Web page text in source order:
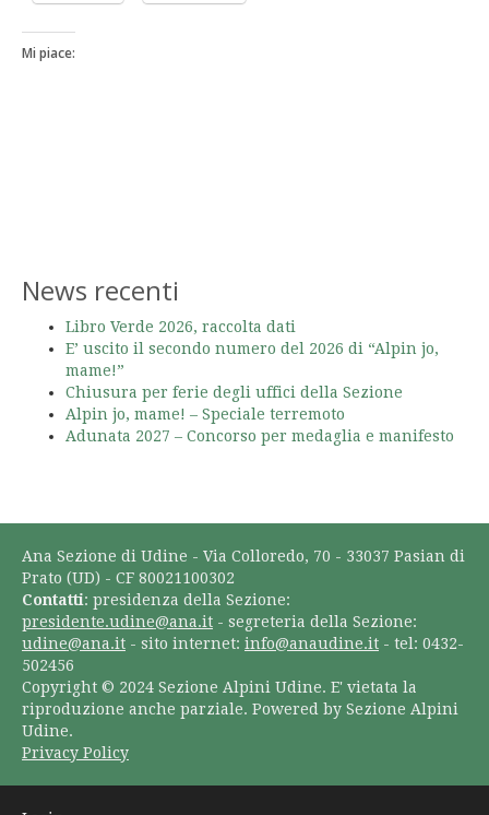
Mi piace:
News recenti
Libro Verde 2026, raccolta dati
E’ uscito il secondo numero del 2026 di “Alpin jo,
mame!”
Chiusura per ferie degli uffici della Sezione
Alpin jo, mame! – Speciale terremoto
Adunata 2027 – Concorso per medaglia e manifesto
Ana Sezione di Udine - Via Colloredo, 70 - 33037 Pasian di
Prato (UD) - CF 80021100302
Contatti: presidenza della Sezione:
presidente.udine@ana.it - segreteria della Sezione:
udine@ana.it - sito internet: info@anaudine.it - tel: 0432-
502456
Copyright © 2024 Sezione Alpini Udine. E' vietata la
riproduzione anche parziale. Powered by Sezione Alpini
Udine.
Privacy Policy